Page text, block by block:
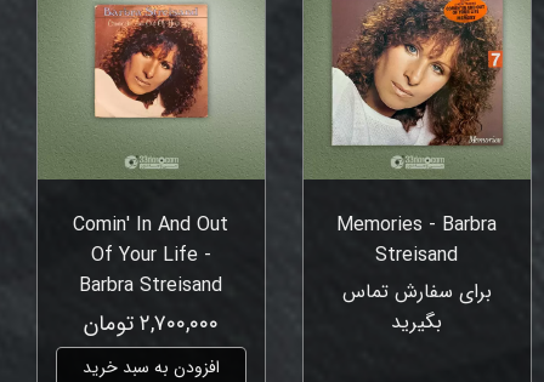
Memories - Barbra
Streisand
برای سفارش تماس
بگیرید
Comin' In And Out
Of Your Life -
Barbra Streisand
۲,۷۰۰,۰۰۰ تومان
افزودن به سبد خرید